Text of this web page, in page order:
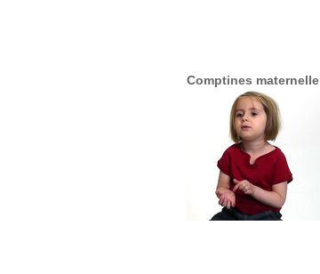
Comptines maternelle